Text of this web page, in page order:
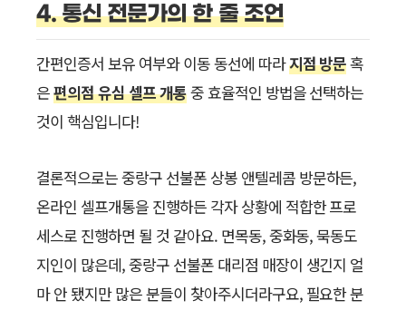
4. 통신 전문가의 한 줄 조언
간편인증서 보유 여부와 이동 동선에 따라지점 방문혹
은편의점 유심 셀프 개통중 효율적인 방법을 선택하는
것이 핵심입니다!
결론적으로는 중랑구 선불폰 상봉 앤텔레콤 방문하든,
온라인 셀프개통을 진행하든 각자 상황에 적합한 프로
세스로 진행하면 될 것 같아요. 면목동, 중화동, 묵동도
지인이 많은데, 중랑구 선불폰 대리점 매장이 생긴지 얼
마 안 됐지만 많은 분들이 찾아주시더라구요, 필요한 분